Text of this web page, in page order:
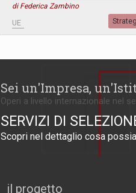
di Federica Zambino
UE
Sei un'Impresa,
Operi a livello internazionale nel
SERVIZI DI
Scopri nel dettaglio cosa
il progetto